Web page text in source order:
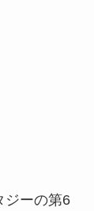
ジーの第6